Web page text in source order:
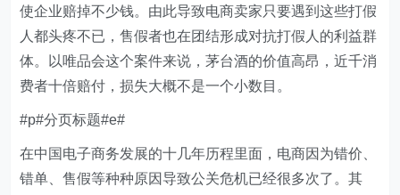
使企业赔掉不少钱。由此导致电商卖家只要遇到这些打假
人都头疼不已，售假者也在团结形成对抗打假人的利益群
体。以唯品会这个案件来说，茅台酒的价值高昂，近千消
费者十倍赔付，损失大概不是一个小数目。
#p#分页标题#e#
在中国电子商务发展的十几年历程里面，电商因为错价、
错单、售假等种种原因导致公关危机已经很多次了。其